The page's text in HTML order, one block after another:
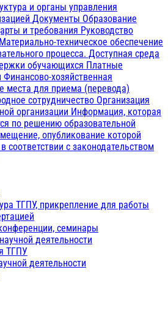
и органы управления
Документы Образование
и требования Руководство
Материально-техническое обеспечение
процесса. Доступная среда
обучающихся Платные
Финансово-хозяйственная
места для приема (перевода)
сотрудничество Организация
организации Информация, которая
по решению образовательной
опубликование которой
соответствии с законодательством
ТГПУ, прикрепление для работы
семинары
деятельности
ТГПУ
деятельности